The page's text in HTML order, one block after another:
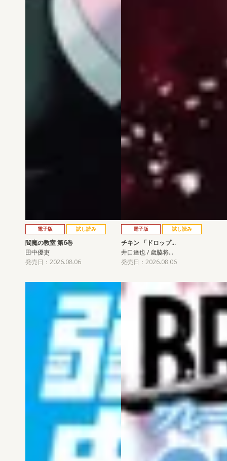
電子版 試し読み
閻魔の教室 第6巻
田中優吏
発売日：2026.08.06
電子版 試し読み
チキン 「ドロップ…
井口達也 / 歳脇将…
発売日：2026.08.06